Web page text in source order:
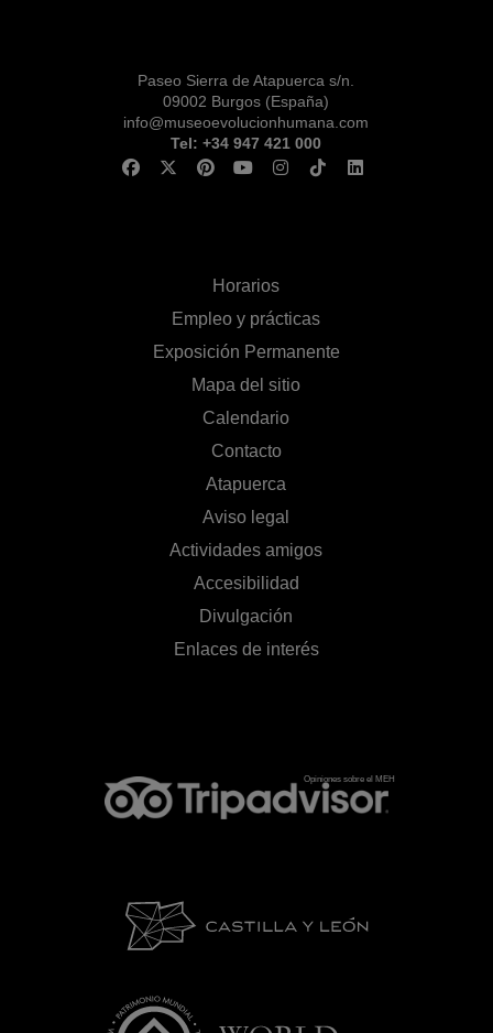
Paseo Sierra de Atapuerca s/n.
09002 Burgos (España)
info@museoevolucionhumana.com
Tel: +34 947 421 000
Horarios
Empleo y prácticas
Exposición Permanente
Mapa del sitio
Calendario
Contacto
Atapuerca
Aviso legal
Actividades amigos
Accesibilidad
Divulgación
Enlaces de interés
Opiniones sobre el MEH